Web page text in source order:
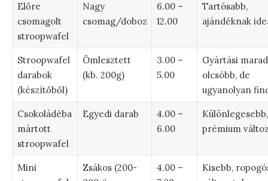
Előre
csomagolt
stroopwafel
Nagy
csomag/doboz
6.00 –
12.00
Tartósabb,
ajándéknak
Stroopwafel
darabok
(készítőből)
Ömlesztett
(kb. 200g)
3.00 –
5.00
Gyártási
olcsóbb, de
ugyanolyan
Csokoládéba
mártott
stroopwafel
Egyedi darab
4.00 –
6.00
Különlegesebb,
prémium
Mini
Zsákos (200-
4.00 –
Kisebb,